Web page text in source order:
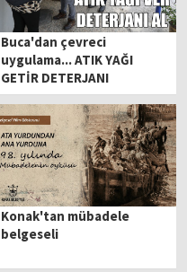
Buca'dan çevreci
uygulama... ATIK YAĞI
GETİR DETERJANI
GÖTÜR...
Konak'tan mübadele
belgeseli